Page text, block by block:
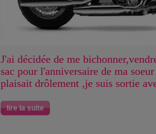
J'ai décidée de me
sac pour l'anniversaire de ma
plaisait drôlement ,je suis sortie
lire la suite